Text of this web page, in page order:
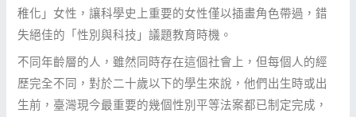
稚化」女性，讓科學史上重要的女性僅以插畫角色帶過，錯
失絕佳的「性別與科技」議題教育時機。
不同年齡層的人，雖然同時存在這個社會上，但每個人的經
歷完全不同，對於二十歲以下的學生來說，他們出生時或出
生前，臺灣現今最重要的幾個性別平等法案都已制定完成，